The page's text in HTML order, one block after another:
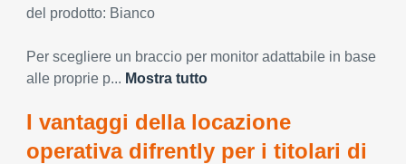
del prodotto: Bianco
Per scegliere un braccio per monitor adattabile in base
alle proprie p... Mostra tutto
I vantaggi della locazione
operativa difrently per i titolari di